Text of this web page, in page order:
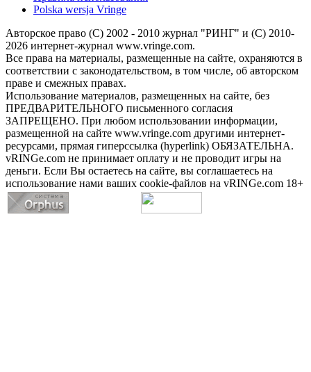
Polska wersja Vringe
Авторское право (С) 2002 - 2010 журнал "РИНГ" и (С) 2010-
2026 интернет-журнал www.vringe.com.
Все права на материалы, размещенные на сайте, охраняются в
соответствии с законодательством, в том числе, об авторском
праве и смежных правах.
Использование материалов, размещенных на сайте, без
ПРЕДВАРИТЕЛЬНОГО письменного согласия
ЗАПРЕЩЕНО. При любом использовании информации,
размещенной на сайте www.vringe.com другими интернет-
ресурсами, прямая гиперссылка (hyperlink) ОБЯЗАТЕЛЬНА.
vRINGe.com не принимает оплату и не проводит игры на
деньги. Если Вы остаетесь на сайте, вы соглашаетесь на
использование нами ваших cookie-файлов на vRINGe.com 18+